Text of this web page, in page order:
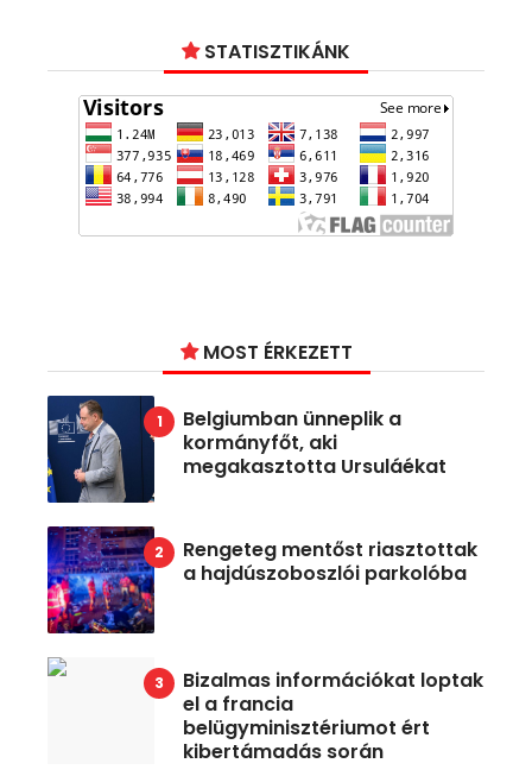
STATISZTIKÁNK
MOST ÉRKEZETT
Belgiumban ünneplik a
kormányfőt, aki
megakasztotta Ursuláékat
Rengeteg mentőst riasztottak
a hajdúszoboszlói parkolóba
Bizalmas információkat loptak
el a francia
belügyminisztériumot ért
kibertámadás során